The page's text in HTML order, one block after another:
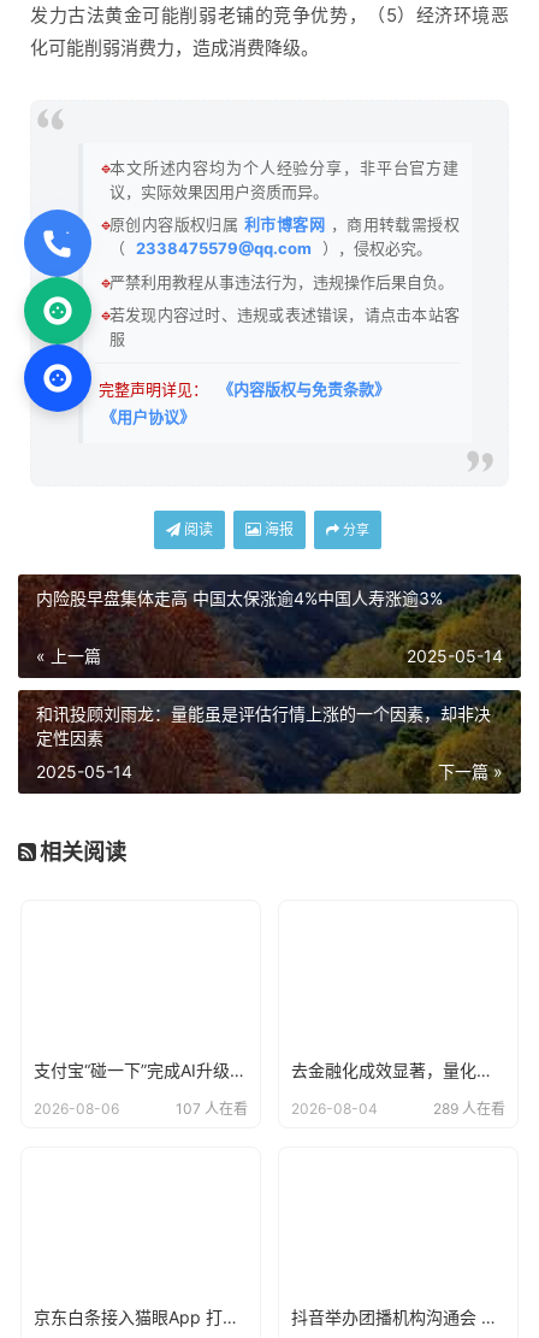
发力古法黄金可能削弱老铺的竞争优势，（5）经济环境恶
化可能削弱消费力，造成消费降级。
🔹本文所述内容均为个人经验分享，非平台官方建
议，实际效果因用户资质而异。
🔹原创内容版权归属 利市博客网 ，商用转载需授权
（
2338475579@qq.com
），侵权必究。
🔹严禁利用教程从事违法行为，违规操作后果自负。
🔹若发现内容过时、违规或表述错误，请点击本站客
服
完整声明详见：
《内容版权与免责条款》
《用户协议》
阅读 海报 分享
内险股早盘集体走高 中国太保涨逾4%中国人寿涨逾3%
« 上一篇 2025-05-14
和讯投顾刘雨龙：量能虽是评估行情上涨的一个因素，却非决
定性因素
下一篇 »
2025-05-14
相关阅读
支付宝“碰一下”完成AI升级，用户已达4亿
2026-08-06 107 人在看
去金融化成效显著，量化派羊小咩告别野蛮生长？
2026-08-04 289 人在看
京东白条接入猫眼App 打造“先观影 后付款”便捷支付方式 抖音举办团播机构沟通会 倡议各方共建清朗直播生态